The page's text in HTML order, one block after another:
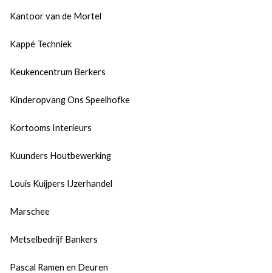
Kantoor van de Mortel
Kappé Techniek
Keukencentrum Berkers
Kinderopvang Ons Speelhofke
Kortooms Interieurs
Kuunders Houtbewerking
Louis Kuijpers IJzerhandel
Marschee
Metselbedrijf Bankers
Pascal Ramen en Deuren